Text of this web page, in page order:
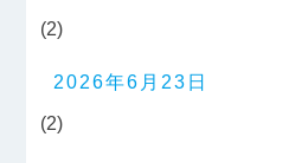
(2)
2026年6月23日
(2)